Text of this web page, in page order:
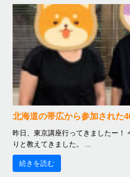
北海道の帯広から参加された
昨日、東京講座行ってきましたー！
りと教えてきました。 ...
続きを読む